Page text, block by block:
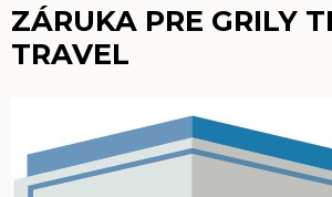
ZÁRUKA PRE GRILY
TRAVEL